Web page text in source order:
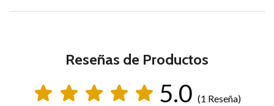
Reseñas de Productos
5.0(1 Reseña)